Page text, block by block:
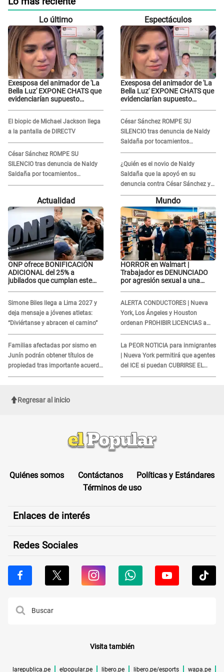
Lo último
Exesposa del animador de 'La
Bella Luz' EXPONE CHATS que
evidenciarían supuesto
pareja
El biopic de Michael Jackson llega
a la pantalla de DIRECTV
César Sánchez ROMPE SU
SILENCIO tras denuncia de Naldy
Saldaña por tocamientos
indebidos: "Pido respetar la
Espectáculos
Exesposa del animador de 'La
Bella Luz' EXPONE CHATS que
evidenciarían supuesto
pareja
César Sánchez ROMPE SU
SILENCIO tras denuncia de Naldy
Saldaña por tocamientos
indebidos: "Pido respetar la
presunción de inocencia"
¿Quién es el novio de Naldy
Saldaña que la apoyó en su
denuncia contra César Sánchez y
confrontó al dueño de 'La Bella
Actualidad
ONP ofrece BONIFICACIÓN
ADICIONAL del 25% a
jubilados que cumplan este
Simone Biles llega a Lima 2027 y
deja mensaje a jóvenes atletas:
“Diviértanse y abracen el camino”
Familias afectadas por sismo en
Junín podrán obtener títulos de
propiedad tras importante acuerdo
de Cofopri
Mundo
HORROR en Walmart |
Trabajador es DENUNCIADO
por agresión sexual a una
ALERTA CONDUCTORES | Nueva
York, Los Ángeles y Houston
ordenan PROHIBIR LICENCIAS a
quienes no presenten ESTE
DOCUMENTO
La PEOR NOTICIA para inmigrantes
| Nueva York permitirá que agentes
del ICE si puedan CUBRIRSE EL
ROSTRO
Regresar al inicio
Quiénes somos Contáctanos
Políticas y Estándares
Términos de uso
Enlaces de interés
Redes Sociales
Visita también
larepublica.pe elpopular.pe libero.pe libero.pe/esports wapa.pe